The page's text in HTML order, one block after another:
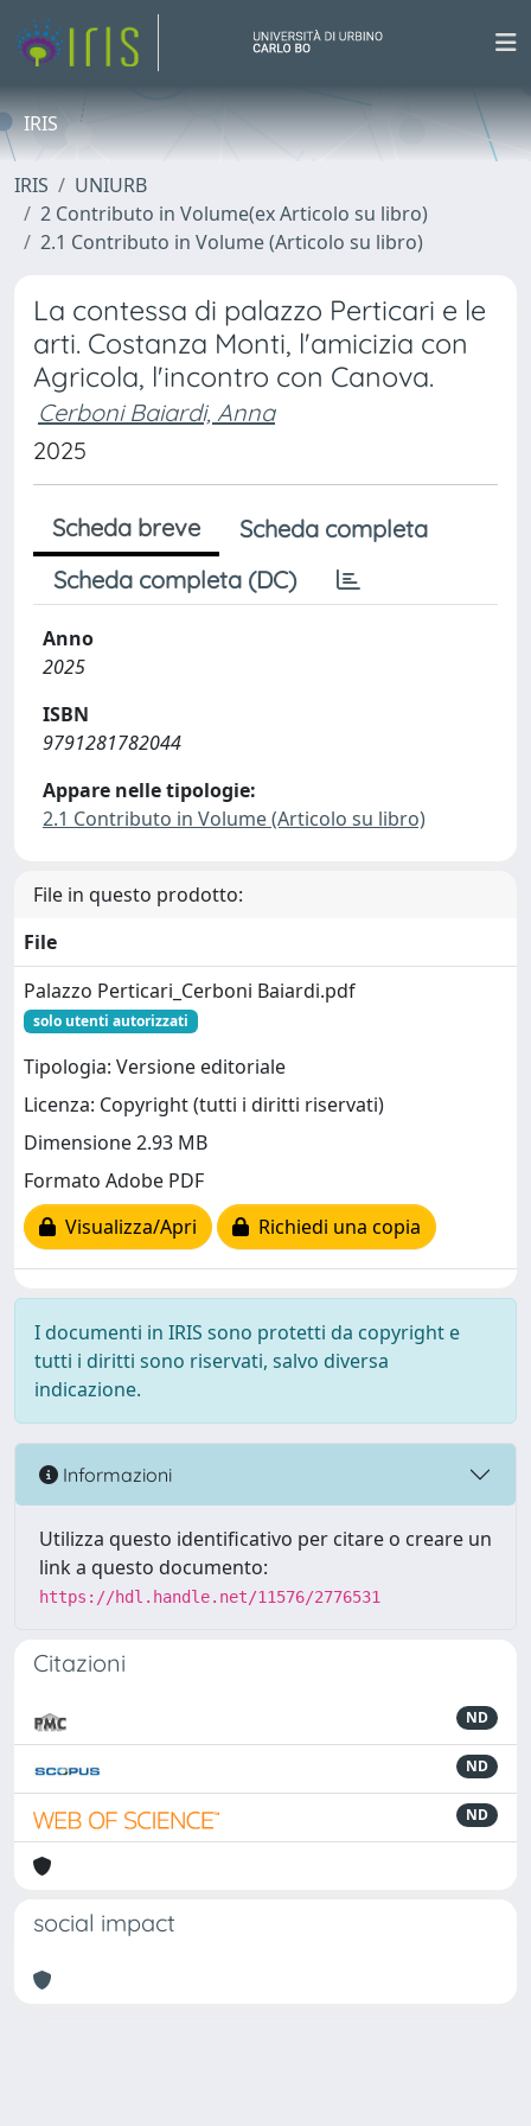
IRIS
IRIS
UNIURB
2 Contributo in Volume(ex Articolo su libro)
2.1 Contributo in Volume (Articolo su libro)
La contessa di palazzo Perticari e le
arti. Costanza Monti, l'amicizia con
Agricola, l'incontro con Canova.
Cerboni Baiardi, Anna
2025
Scheda breve
Scheda completa
Scheda completa (DC)
Anno
2025
ISBN
9791281782044
Appare nelle tipologie:
2.1 Contributo in Volume (Articolo su libro)
File in questo prodotto:
File
Palazzo Perticari_Cerboni Baiardi.pdf
solo utenti autorizzati
Tipologia: Versione editoriale
Licenza: Copyright (tutti i diritti riservati)
Dimensione 2.93 MB
Formato Adobe PDF
Visualizza/Apri
Richiedi una copia
I documenti in IRIS sono protetti da copyright e
tutti i diritti sono riservati, salvo diversa
indicazione.
Informazioni
Utilizza questo identificativo per citare o creare un
link a questo documento:
https://hdl.handle.net/11576/2776531
Citazioni
ND
ND
ND
social impact